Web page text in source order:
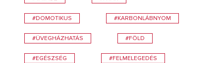
#DOMOTIKUS #KARBONLÁBNYOM
#ÜVEGHÁZHATÁS #FÖLD
#EGÉSZSÉG #FELMELEGEDÉS